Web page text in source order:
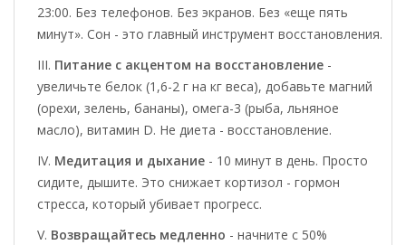
23:00. Без телефонов. Без экранов. Без «еще пять
минут». Сон - это главный инструмент восстановления.
Питание с акцентом на восстановление -
увеличьте белок (1,6-2 г на кг веса), добавьте магний
(орехи, зелень, бананы), омега-3 (рыба, льняное
масло), витамин D. Не диета - восстановление.
Медитация и дыхание - 10 минут в день. Просто
сидите, дышите. Это снижает кортизол - гормон
стресса, который убивает прогресс.
Возвращайтесь медленно - начните с 50%